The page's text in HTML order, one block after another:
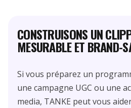
CONSTRUISONS UN
MESURABLE ET BRAND-
Si vous préparez un
une campagne UGC ou une
media, TANKE peut vous